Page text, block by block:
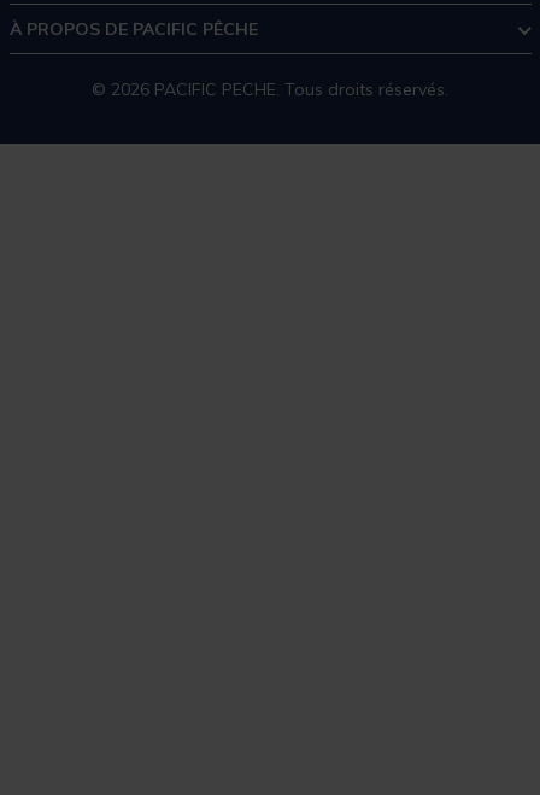
À PROPOS DE PACIFIC PÊCHE
© 2026 PACIFIC PECHE. Tous droits réservés.